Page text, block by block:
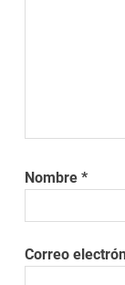
Nombre*
Correo